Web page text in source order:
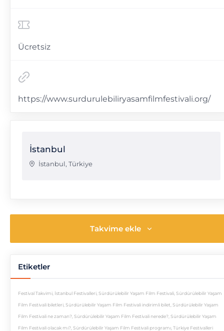
Ücretsiz
https://www.surdurulebiliryasamfilmfestivali.org/
İstanbul
İstanbul, Türkiye
Takvime ekle
Etiketler
Festival Takvimi İstanbul Festivalleri Sürdürülebilir Yaşam Film Festivali Sürdürülebilir Yaşam
Film Festivali biletleri Sürdürülebilir Yaşam Film Festivali indirimli bilet Sürdürülebilir Yaşam
Film Festivali ne zaman? Sürdürülebilir Yaşam Film Festivali nerede? Sürdürülebilir Yaşam
Film Festivali olacak mı? Sürdürülebilir Yaşam Film Festivali programı Türkiye Festivalleri